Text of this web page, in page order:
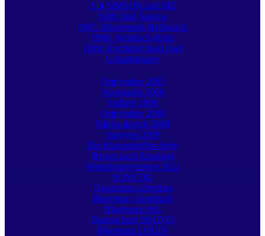
Auf SIMSON und MZ
1986: Bad Saarow
1987: Börgerende-Rethwisch
1988: Wendisch-Rietz
1989: Kirchdorf Insel Poel
Urlaubstouren
Ostpreußen 2005
Normandie 2006
Südtirol 2006
Ostpreußen 2008
Südfrankreich 2008
Savoyen 2009
Die Klassentreffen-Seite
Reisen nach Russland
Winterimpressionen 2021
SONSTIG
Telegramm schreiben
Bikerteam Gästebuch
Bikerteam SSL
Datenschutz DSGVO
Bikerteam LOGIN